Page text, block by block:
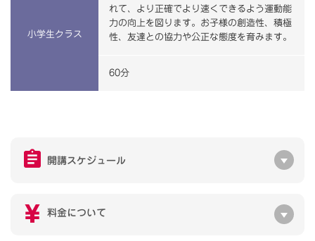
小学生クラス
れて、より正確でより速くできるよう運動能
力の向上を図ります。お子様の創造性、積極
性、友達との協力や公正な態度を育みます。
60分
開講スケジュール
料金について